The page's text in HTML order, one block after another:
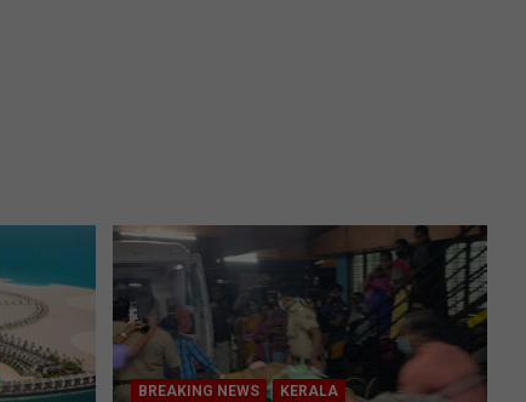
BREAKING NEWS
KERALA